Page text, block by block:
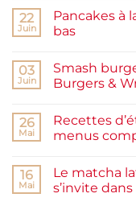
Confiture
de
prunes
et
rapide
22
Juin
Pancakes à
bas
sur
Pancakes
à
complète,
et
03
Juin
Smash
Burgers &
sur
burger
testé
Packman
Burgers &
26
Mai
Recettes
menus
sur
Recettes
d’été
16
Mai
Le matcha
s’invite